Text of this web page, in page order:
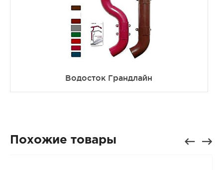
Водосток Грандлайн
Похожие товары